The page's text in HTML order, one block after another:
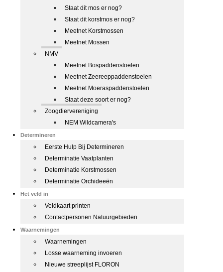
Staat dit mos er nog?
Staat dit korstmos er nog?
Meetnet Korstmossen
Meetnet Mossen
NMV
Meetnet Bospaddenstoelen
Meetnet Zeereeppaddenstoelen
Meetnet Moeraspaddenstoelen
Staat deze soort er nog?
Zoogdiervereniging
NEM Wildcamera's
Determineren
Eerste Hulp Bij Determineren
Determinatie Vaatplanten
Determinatie Korstmossen
Determinatie Orchideeën
Het veld in
Veldkaart printen
Contactpersonen Natuurgebieden
Waarnemingen
Waarnemingen
Losse waarneming invoeren
Nieuwe streeplijst FLORON